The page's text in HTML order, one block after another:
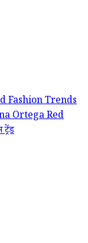
Fashion Trends
Ortega Red